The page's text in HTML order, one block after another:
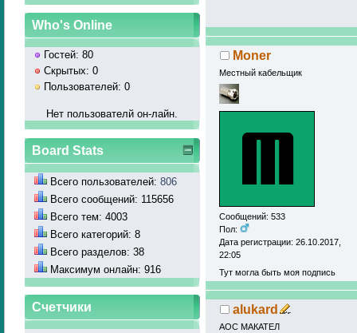
Who's Online
Гостей: 80
Скрытых: 0
Пользователей: 0
Нет пользователй он-лайн.
Board Stats
Всего пользователей: 806
Всего сообщений: 115656
Всего тем: 4003
Всего категорий: 8
Всего разделов: 38
Максимум онлайн: 916
Счетчики
Moner
Местный кабельщик
Сообщений: 533
Пол:
Дата регистрации: 26.10.2017,
22:05
Тут могла быть моя подпись
alukard
АОС МАКАТЕЛ